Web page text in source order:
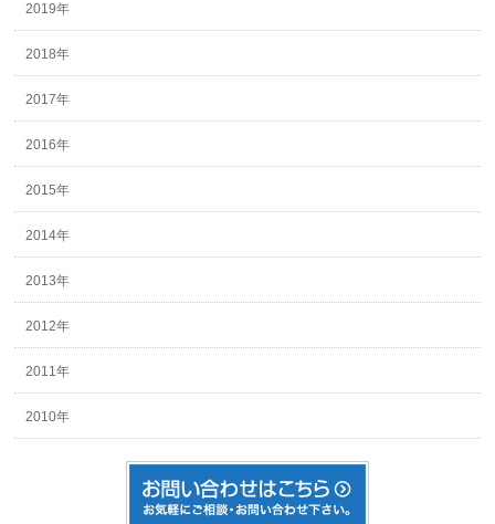
2019年
2018年
2017年
2016年
2015年
2014年
2013年
2012年
2011年
2010年